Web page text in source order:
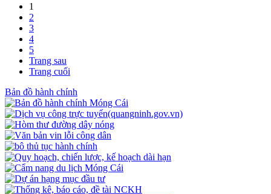
1
2
3
4
5
Trang sau
Trang cuối
Bản đồ hành chính